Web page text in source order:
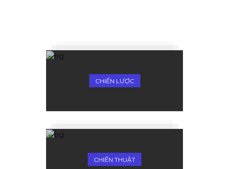
CHIẾN LƯỢC
CHIẾN THUẬT